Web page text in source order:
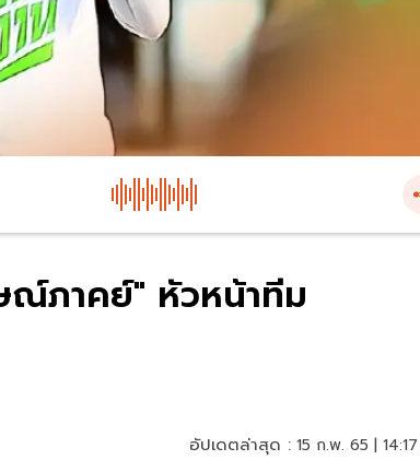
ณ์ภาคย์" หัวหน้าทีม
อัปเดตล่าสุด : 15 ก.พ. 65 |